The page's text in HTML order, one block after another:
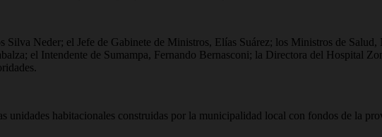
Silva Neder; el Jefe de Gabinete de Ministros, Elías Suárez; los Ministros de
el Intendente de Sumampa, Fernando Bernasconi; la Directora del Hospital
unidades habitacionales construidas por la municipalidad local con fondos de la